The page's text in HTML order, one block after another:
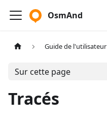
OsmAnd
Guide de l'utilisateur
Sur cette page
Tracés